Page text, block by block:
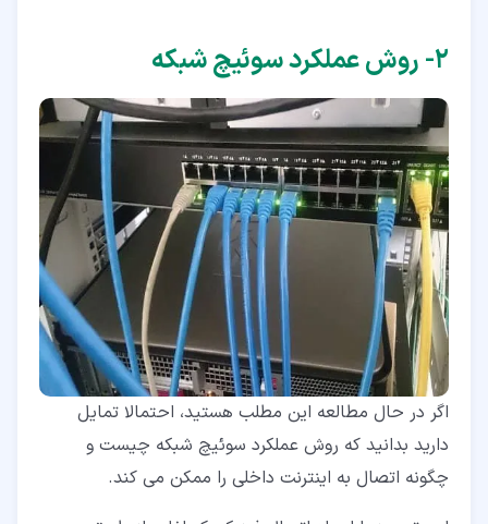
۲‏- روش عملکرد سوئیچ شبکه
اگر در حال مطالعه این مطلب هستید، احتمالا تمایل
دارید بدانید که روش عملکرد سوئیچ شبکه چیست و
چگونه اتصال به اینترنت داخلی را ممکن می کند.